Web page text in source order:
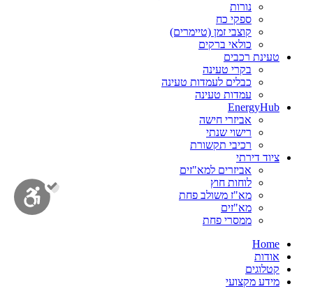
נורות
ספקי כח
קוצבי זמן (טיימרים)
כולאי ברקים
טעינת רכבים
בקרי טעינה
כבלים לעמדות טעינה
עמדות טעינה
EnergyHub
אביזרי חישה
רישוי שנתי
רכיבי תקשורת
ציוד דירתי
אביזרים למא"זים
לוחות חוץ
מא"ז משולב פחת
מא"זים
ממסרי פחת
Home
אודות
קטלוגים
מידע מקצועי